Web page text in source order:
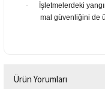
·
İşletmelerdeki
mal güvenliğini de
Ürün Yorumları